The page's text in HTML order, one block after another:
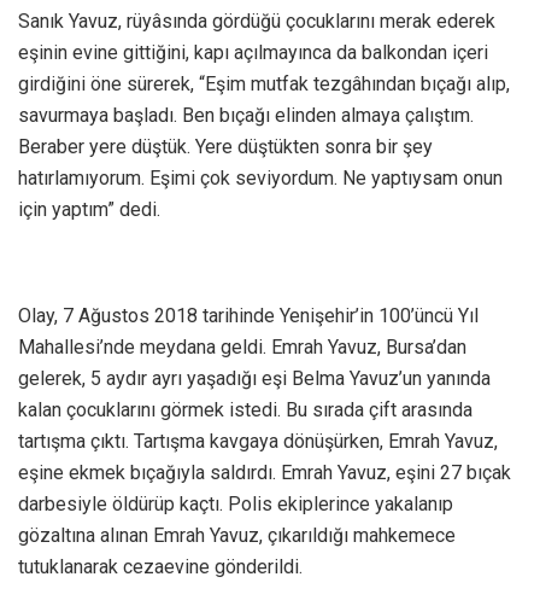
Sanık Yavuz, rüyâsında gördüğü çocuklarını merak ederek
eşinin evine gittiğini, kapı açılmayınca da balkondan içeri
girdiğini öne sürerek, “Eşim mutfak tezgâhından bıçağı alıp,
savurmaya başladı. Ben bıçağı elinden almaya çalıştım.
Beraber yere düştük. Yere düştükten sonra bir şey
hatırlamıyorum. Eşimi çok seviyordum. Ne yaptıysam onun
için yaptım” dedi.
Olay, 7 Ağustos 2018 tarihinde Yenişehir’in 100’üncü Yıl
Mahallesi’nde meydana geldi. Emrah Yavuz, Bursa’dan
gelerek, 5 aydır ayrı yaşadığı eşi Belma Yavuz’un yanında
kalan çocuklarını görmek istedi. Bu sırada çift arasında
tartışma çıktı. Tartışma kavgaya dönüşürken, Emrah Yavuz,
eşine ekmek bıçağıyla saldırdı. Emrah Yavuz, eşini 27 bıçak
darbesiyle öldürüp kaçtı. Polis ekiplerince yakalanıp
gözaltına alınan Emrah Yavuz, çıkarıldığı mahkemece
tutuklanarak cezaevine gönderildi.